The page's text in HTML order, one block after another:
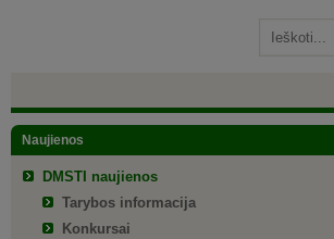
Naujienos
DMSTI naujienos
Tarybos informacija
Konkursai